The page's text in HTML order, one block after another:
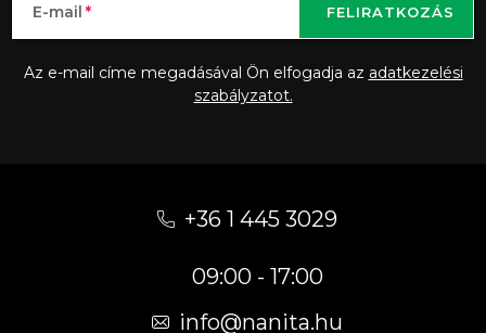
E-mail
Az e-mail címe megadásával Ön elfogadja az adatkezelési
szabályzatot.
FELIRATKOZÁS
+36 1 445 3029
09:00 - 17:00
info@nanita.hu